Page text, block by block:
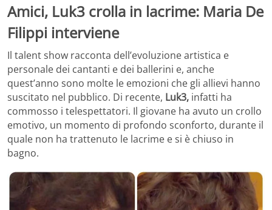
Amici, Luk3 crolla in lacrime: Maria De
Filippi interviene
Il talent show racconta dell’evoluzione artistica e
personale dei cantanti e dei ballerini e, anche
quest’anno sono molte le emozioni che gli allievi hanno
suscitato nel pubblico. Di recente, Luk3, infatti ha
commosso i telespettatori. Il giovane ha avuto un crollo
emotivo, un momento di profondo sconforto, durante il
quale non ha trattenuto le lacrime e si è chiuso in
bagno.